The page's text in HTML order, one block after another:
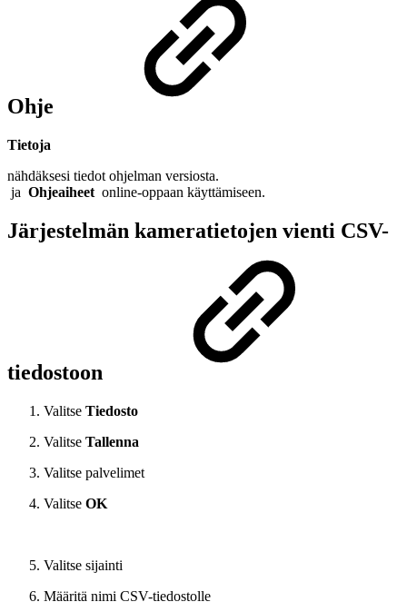
Ohje
Tietoja
nähdäksesi tiedot ohjelman versiosta.
ja Ohjeaiheet online-oppaan käyttämiseen.
Järjestelmän kameratietojen vienti CSV-
tiedostoon
Valitse Tiedosto
Valitse Tallenna
Valitse palvelimet
Valitse OK
Valitse sijainti
Määritä nimi CSV-tiedostolle